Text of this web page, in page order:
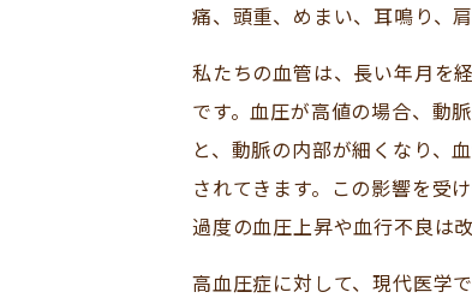
痛、頭重、めまい、耳鳴り、
私たちの血管は、長い年月を
です。血圧が高値の場合、動
と、動脈の内部が細くなり、
されてきます。この影響を受
過度の血圧上昇や血行不良は
高血圧症に対して、現代医学